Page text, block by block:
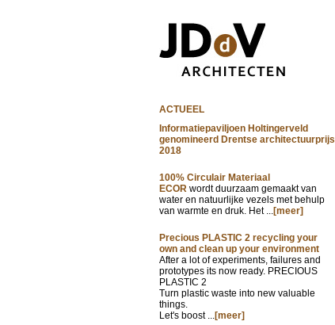
ACTUEEL
Informatiepaviljoen Holtingerveld
genomineerd Drentse architectuurprijs
2018
100% Circulair Materiaal
ECOR wordt duurzaam gemaakt van
water en natuurlijke vezels met behulp
van warmte en druk. Het ...[meer]
Precious PLASTIC 2 recycling your
own and clean up your environment
After a lot of experiments, failures and
prototypes its now ready. PRECIOUS
PLASTIC 2
Turn plastic waste into new valuable
things.
Let's boost ...[meer]